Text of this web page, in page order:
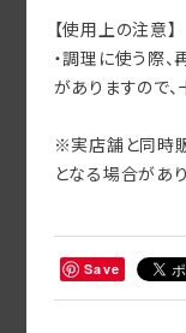
【使用上の注意】
・調理に使う際
がありますので、
※実店舗と同時
となる場合があり
Save